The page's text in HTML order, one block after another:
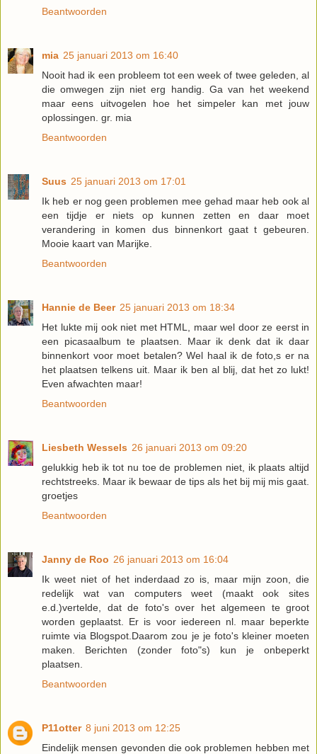
Beantwoorden
mia 25 januari 2013 om 16:40
Nooit had ik een probleem tot een week of twee geleden, al
die omwegen zijn niet erg handig. Ga van het weekend
maar eens uitvogelen hoe het simpeler kan met jouw
oplossingen. gr. mia
Beantwoorden
Suus 25 januari 2013 om 17:01
Ik heb er nog geen problemen mee gehad maar heb ook al
een tijdje er niets op kunnen zetten en daar moet
verandering in komen dus binnenkort gaat t gebeuren.
Mooie kaart van Marijke.
Beantwoorden
Hannie de Beer 25 januari 2013 om 18:34
Het lukte mij ook niet met HTML, maar wel door ze eerst in
een picasaalbum te plaatsen. Maar ik denk dat ik daar
binnenkort voor moet betalen? Wel haal ik de foto,s er na
het plaatsen telkens uit. Maar ik ben al blij, dat het zo lukt!
Even afwachten maar!
Beantwoorden
Liesbeth Wessels 26 januari 2013 om 09:20
gelukkig heb ik tot nu toe de problemen niet, ik plaats altijd
rechtstreeks. Maar ik bewaar de tips als het bij mij mis gaat.
groetjes
Beantwoorden
Janny de Roo 26 januari 2013 om 16:04
Ik weet niet of het inderdaad zo is, maar mijn zoon, die
redelijk wat van computers weet (maakt ook sites
e.d.)vertelde, dat de foto's over het algemeen te groot
worden geplaatst. Er is voor iedereen nl. maar beperkte
ruimte via Blogspot.Daarom zou je je foto's kleiner moeten
maken. Berichten (zonder foto"s) kun je onbeperkt
plaatsen.
Beantwoorden
P11otter 8 juni 2013 om 12:25
Eindelijk mensen gevonden die ook problemen hebben met